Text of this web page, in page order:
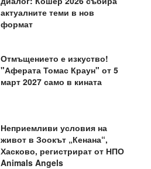
актуалните теми в нов
формат
Отмъщението е изкуство!
"Аферата Томас Краун" от 5
март 2027 само в кината
Неприемливи условия на
живот в Зоокът „Кенана“,
Хасково, регистрират от НПО
Animals Angels